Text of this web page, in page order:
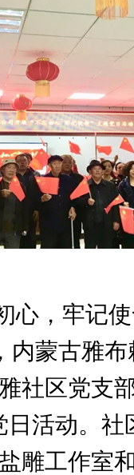
心，牢记
内蒙古雅
社区党支
日活动。
雕工作室